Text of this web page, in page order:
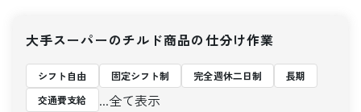
大手スーパーのチルド商品の仕分け作業
シフト自由 固定シフト制 完全週休二日制
長期
交通費支給
...全て表示